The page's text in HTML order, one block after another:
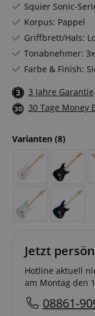
Squier Sonic-
Korpus: Pappel
Griffbrett/Hals:
Tonabnehmer:
Farbe & Finish:
3 Jahre Garantie
30 Tage Money
Varianten (8)
Jetzt
Hotline aktuell
am Montag den
08861-